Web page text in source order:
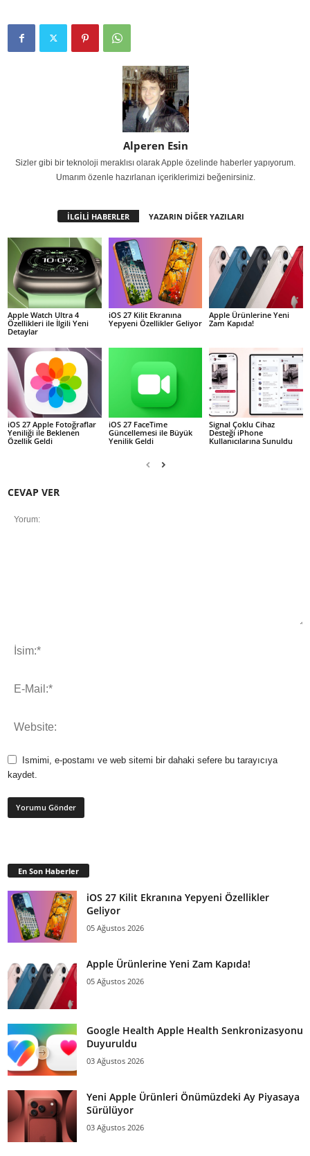
Alperen Esin
Sizler gibi bir teknoloji meraklısı olarak Apple özelinde haberler yapıyorum.
Umarım özenle hazırlanan içeriklerimizi beğenirsiniz.
İLGİLİ HABERLER YAZARIN DİĞER YAZILARI
Apple Watch Ultra 4
Özellikleri ile İlgili Yeni
Detaylar
iOS 27 Kilit Ekranına
Yepyeni Özellikler Geliyor
Apple Ürünlerine Yeni
Zam Kapıda!
iOS 27 Apple Fotoğraflar
Yeniliği ile Beklenen
Özellik Geldi
iOS 27 FaceTime
Güncellemesi ile Büyük
Yenilik Geldi
Signal Çoklu Cihaz
Desteği iPhone
Kullanıcılarına Sunuldu
CEVAP VER
Ismimi, e-postamı ve web sitemi bir dahaki sefere bu tarayıcıya
kaydet.
En Son Haberler
iOS 27 Kilit Ekranına Yepyeni Özellikler
Geliyor
05 Ağustos 2026
Apple Ürünlerine Yeni Zam Kapıda!
05 Ağustos 2026
Google Health Apple Health Senkronizasyonu
Duyuruldu
03 Ağustos 2026
Yeni Apple Ürünleri Önümüzdeki Ay Piyasaya
Sürülüyor
03 Ağustos 2026